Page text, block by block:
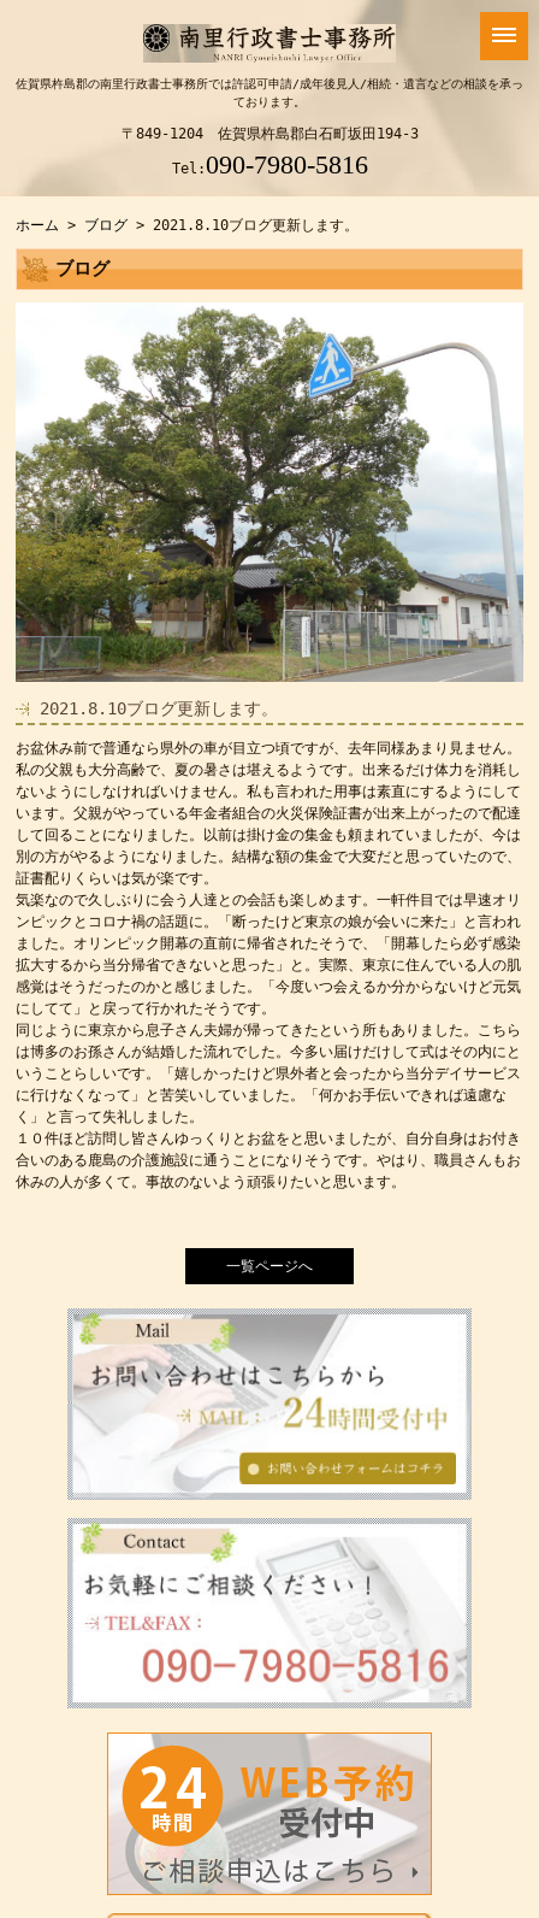
佐賀県杵島郡の南里行政書士事務所では許認可申請/成年後見人/相続・遺言などの相談を承っ
ております。
〒849-1204 佐賀県杵島郡白石町坂田194-3
Tel:090-7980-5816
ホーム > ブログ > 2021.8.10ブログ更新します。
ブログ
2021.8.10ブログ更新します。
お盆休み前で普通なら県外の車が目立つ頃ですが、去年同様あまり見ません。
私の父親も大分高齢で、夏の暑さは堪えるようです。出来るだけ体力を消耗し
ないようにしなければいけません。私も言われた用事は素直にするようにして
います。父親がやっている年金者組合の火災保険証書が出来上がったので配達
して回ることになりました。以前は掛け金の集金も頼まれていましたが、今は
別の方がやるようになりました。結構な額の集金で大変だと思っていたので、
証書配りくらいは気が楽です。
気楽なので久しぶりに会う人達との会話も楽しめます。一軒件目では早速オリ
ンピックとコロナ禍の話題に。「断ったけど東京の娘が会いに来た」と言われ
ました。オリンピック開幕の直前に帰省されたそうで、「開幕したら必ず感染
拡大するから当分帰省できないと思った」と。実際、東京に住んでいる人の肌
感覚はそうだったのかと感じました。「今度いつ会えるか分からないけど元気
にしてて」と戻って行かれたそうです。
同じように東京から息子さん夫婦が帰ってきたという所もありました。こちら
は博多のお孫さんが結婚した流れでした。今多い届けだけして式はその内にと
いうことらしいです。「嬉しかったけど県外者と会ったから当分デイサービス
に行けなくなって」と苦笑いしていました。「何かお手伝いできれば遠慮な
く」と言って失礼しました。
１０件ほど訪問し皆さんゆっくりとお盆をと思いましたが、自分自身はお付き
合いのある鹿島の介護施設に通うことになりそうです。やはり、職員さんもお
休みの人が多くて。事故のないよう頑張りたいと思います。
一覧ページへ